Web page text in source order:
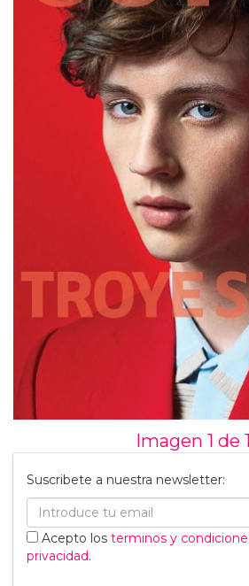
Imagen 1 de
Suscribete a nuestra newsletter:
Acepto los terminos y
privacidad.